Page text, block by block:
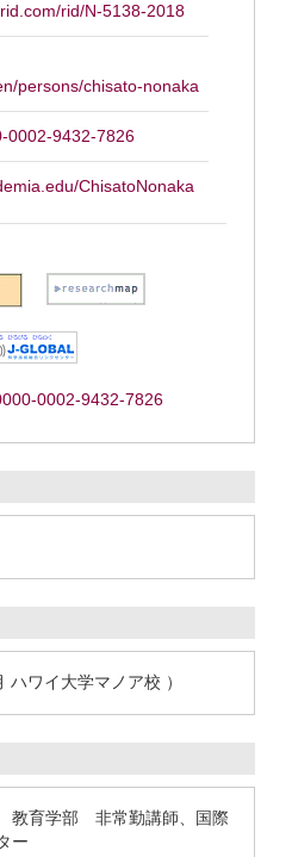
rid/N-5138-2018
persons/chisato-nonaka
0002-9432-7826
ChisatoNonaka
0002-9432-7826
ワイ大学マノア校 ）
教育学部 非常勤講師、国際
ー